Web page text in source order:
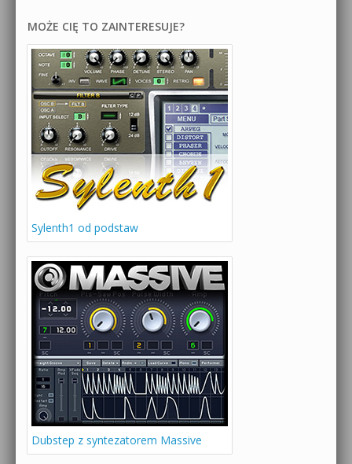
MOŻE CIĘ TO ZAINTERESUJE?
Sylenth1 od podstaw
Dubstep z syntezatorem Massive